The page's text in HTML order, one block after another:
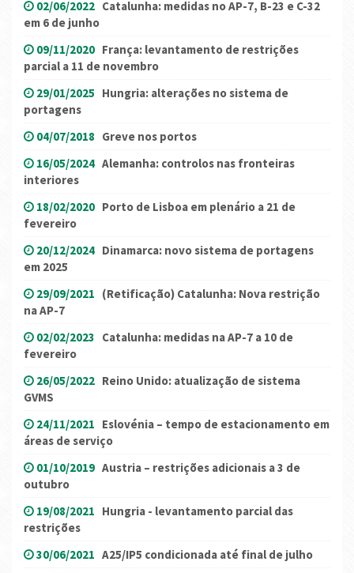
02/06/2022 Catalunha: medidas no AP-7, B-23 e C-32
em 6 de junho
09/11/2020 França: levantamento de restrições
parcial a 11 de novembro
29/01/2025 Hungria: alterações no sistema de
portagens
04/07/2018 Greve nos portos
16/05/2024 Alemanha: controlos nas fronteiras
interiores
18/02/2020 Porto de Lisboa em plenário a 21 de
fevereiro
20/12/2024 Dinamarca: novo sistema de portagens
em 2025
29/09/2021 (Retificação) Catalunha: Nova restrição
na AP-7
02/02/2023 Catalunha: medidas na AP-7 a 10 de
fevereiro
26/05/2022 Reino Unido: atualização de sistema
GVMS
24/11/2021 Eslovénia – tempo de estacionamento em
áreas de serviço
01/10/2019 Austria – restrições adicionais a 3 de
outubro
19/08/2021 Hungria - levantamento parcial das
restrições
30/06/2021 A25/IP5 condicionada até final de julho